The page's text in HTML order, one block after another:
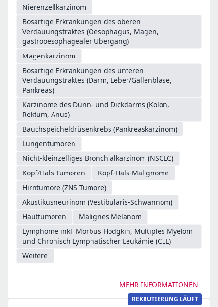
Nierenzellkarzinom
Bösartige Erkrankungen des oberen
Verdauungstraktes (Oesophagus, Magen,
gastrooesophagealer Übergang)
Magenkarzinom
Bösartige Erkrankungen des unteren
Verdauungstraktes (Darm, Leber/Gallenblase,
Pankreas)
Karzinome des Dünn- und Dickdarms (Kolon,
Rektum, Anus)
Bauchspeicheldrüsenkrebs (Pankreaskarzinom)
Lungentumoren
Nicht-kleinzelliges Bronchialkarzinom (NSCLC)
Kopf/Hals Tumoren
Kopf-Hals-Malignome
Hirntumore (ZNS Tumore)
Akustikusneurinom (Vestibularis-Schwannom)
Hauttumoren
Malignes Melanom
Lymphome inkl. Morbus Hodgkin, Multiples Myelom
und Chronisch Lymphatischer Leukämie (CLL)
Weitere
MEHR INFORMATIONEN
REKRUTIERUNG LÄUFT